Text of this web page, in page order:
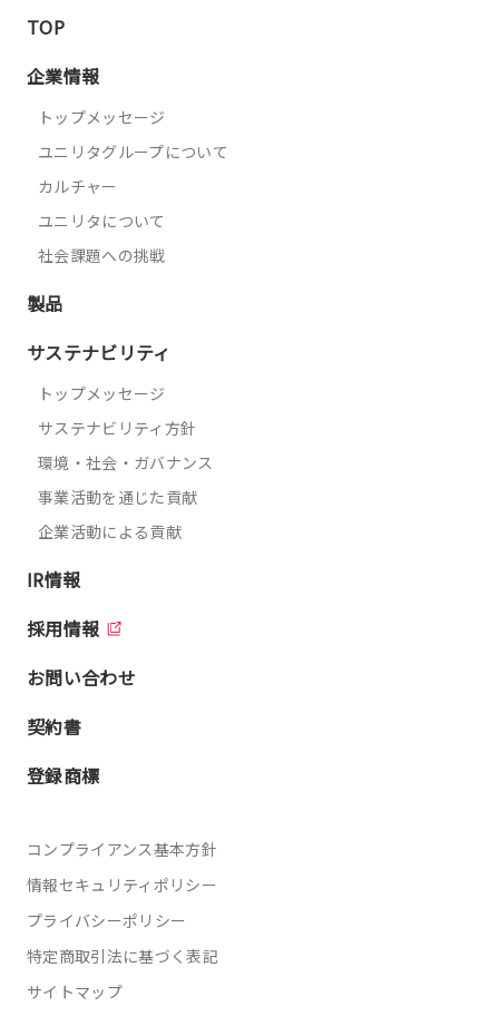
TOP
企業情報
トップメッセージ
ユニリタグループについて
カルチャー
ユニリタについて
社会課題への挑戦
製品
サステナビリティ
トップメッセージ
サステナビリティ方針
環境・社会・ガバナンス
事業活動を通じた貢献
企業活動による貢献
IR情報
採用情報
お問い合わせ
契約書
登録商標
コンプライアンス基本方針
情報セキュリティポリシー
プライバシーポリシー
特定商取引法に基づく表記
サイトマップ